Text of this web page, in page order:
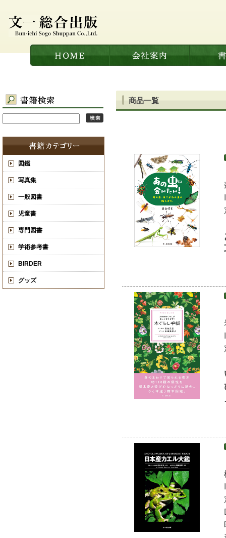
図鑑
写真集
一般図書
児童書
専門図書
学術参考書
BIRDER
グッズ
商品一覧